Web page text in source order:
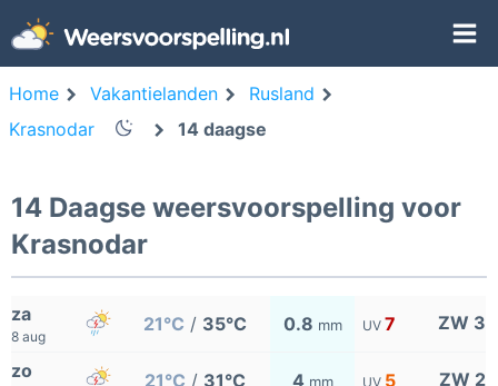
Home Vakantielanden
Rusland
Krasnodar
14 daagse
14 Daagse weersvoorspelling voor
Krasnodar
za
8 aug
21°C / 35°C 0.8 mm UV 7 ZW 3
zo 21°C / 31°C 4 mm UV 5 ZW 2